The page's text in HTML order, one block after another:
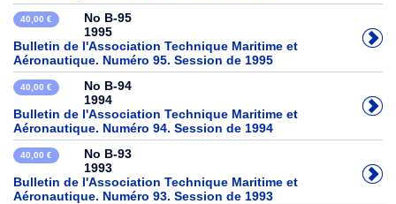
40,00 €
No B-95
1995
Bulletin de l'Association Technique Maritime et
Aéronautique. Numéro 95. Session de 1995
40,00 €
No B-94
1994
Bulletin de l'Association Technique Maritime et
Aéronautique. Numéro 94. Session de 1994
40,00 €
No B-93
1993
Bulletin de l'Association Technique Maritime et
Aéronautique. Numéro 93. Session de 1993